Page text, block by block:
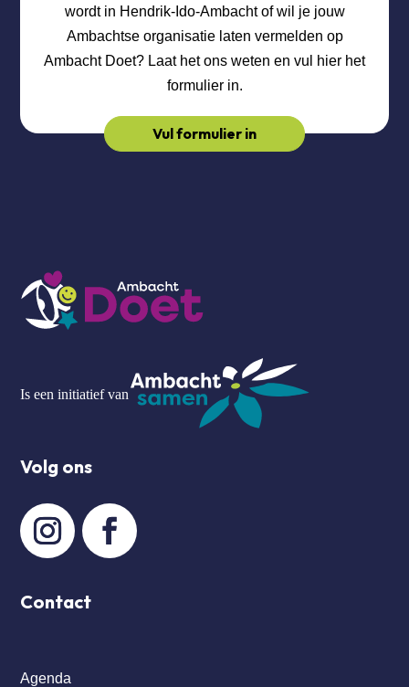
wordt in Hendrik-Ido-Ambacht of wil je jouw
Ambachtse organisatie laten vermelden op
Ambacht Doet? Laat het ons weten en vul hier het
formulier in.
Vul formulier in
Is een initiatief van
Volg ons
Contact
Agenda